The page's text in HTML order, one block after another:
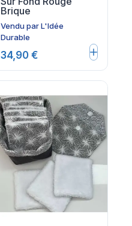
Brique
Vendu parL'Idée
Durable
34,90 €